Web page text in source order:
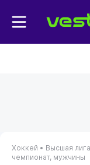
Хоккей • Высшая
чемпионат, мужчины